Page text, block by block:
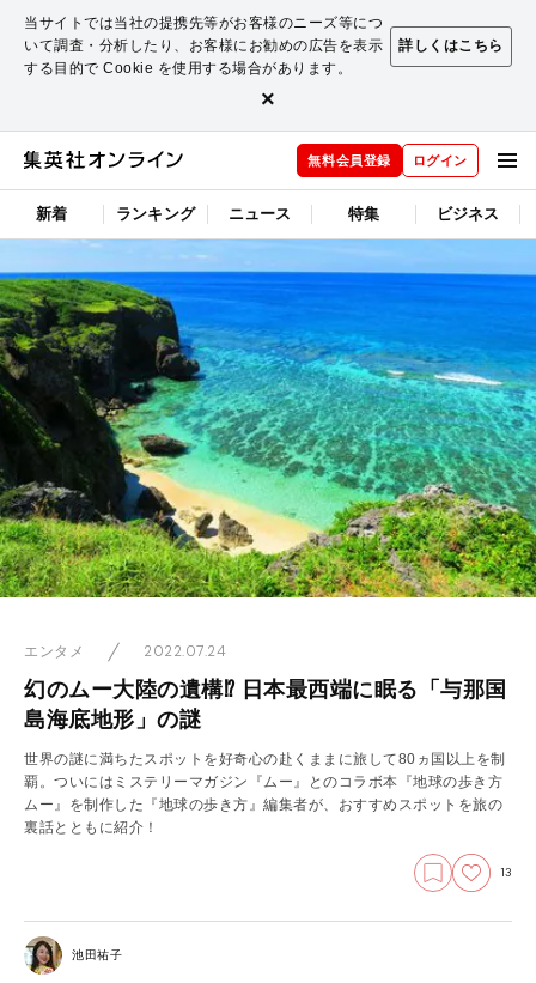
当サイトでは当社の提携先等がお客様のニーズ等につ
いて調査・分析したり、お客様にお勧めの広告を表示
する目的で Cookie を使用する場合があります。
詳しくはこちら
×
無料会員登録 ログイン
新着 ランキング ニュース 特集 ビジネス
エンタメ 2022.07.24
幻のムー大陸の遺構⁉ 日本最西端に眠る「与那国
島海底地形」の謎
世界の謎に満ちたスポットを好奇心の赴くままに旅して80ヵ国以上を制
覇。ついにはミステリーマガジン『ムー』とのコラボ本『地球の歩き方
ムー』を制作した『地球の歩き方』編集者が、おすすめスポットを旅の
裏話とともに紹介！
13
池田祐子